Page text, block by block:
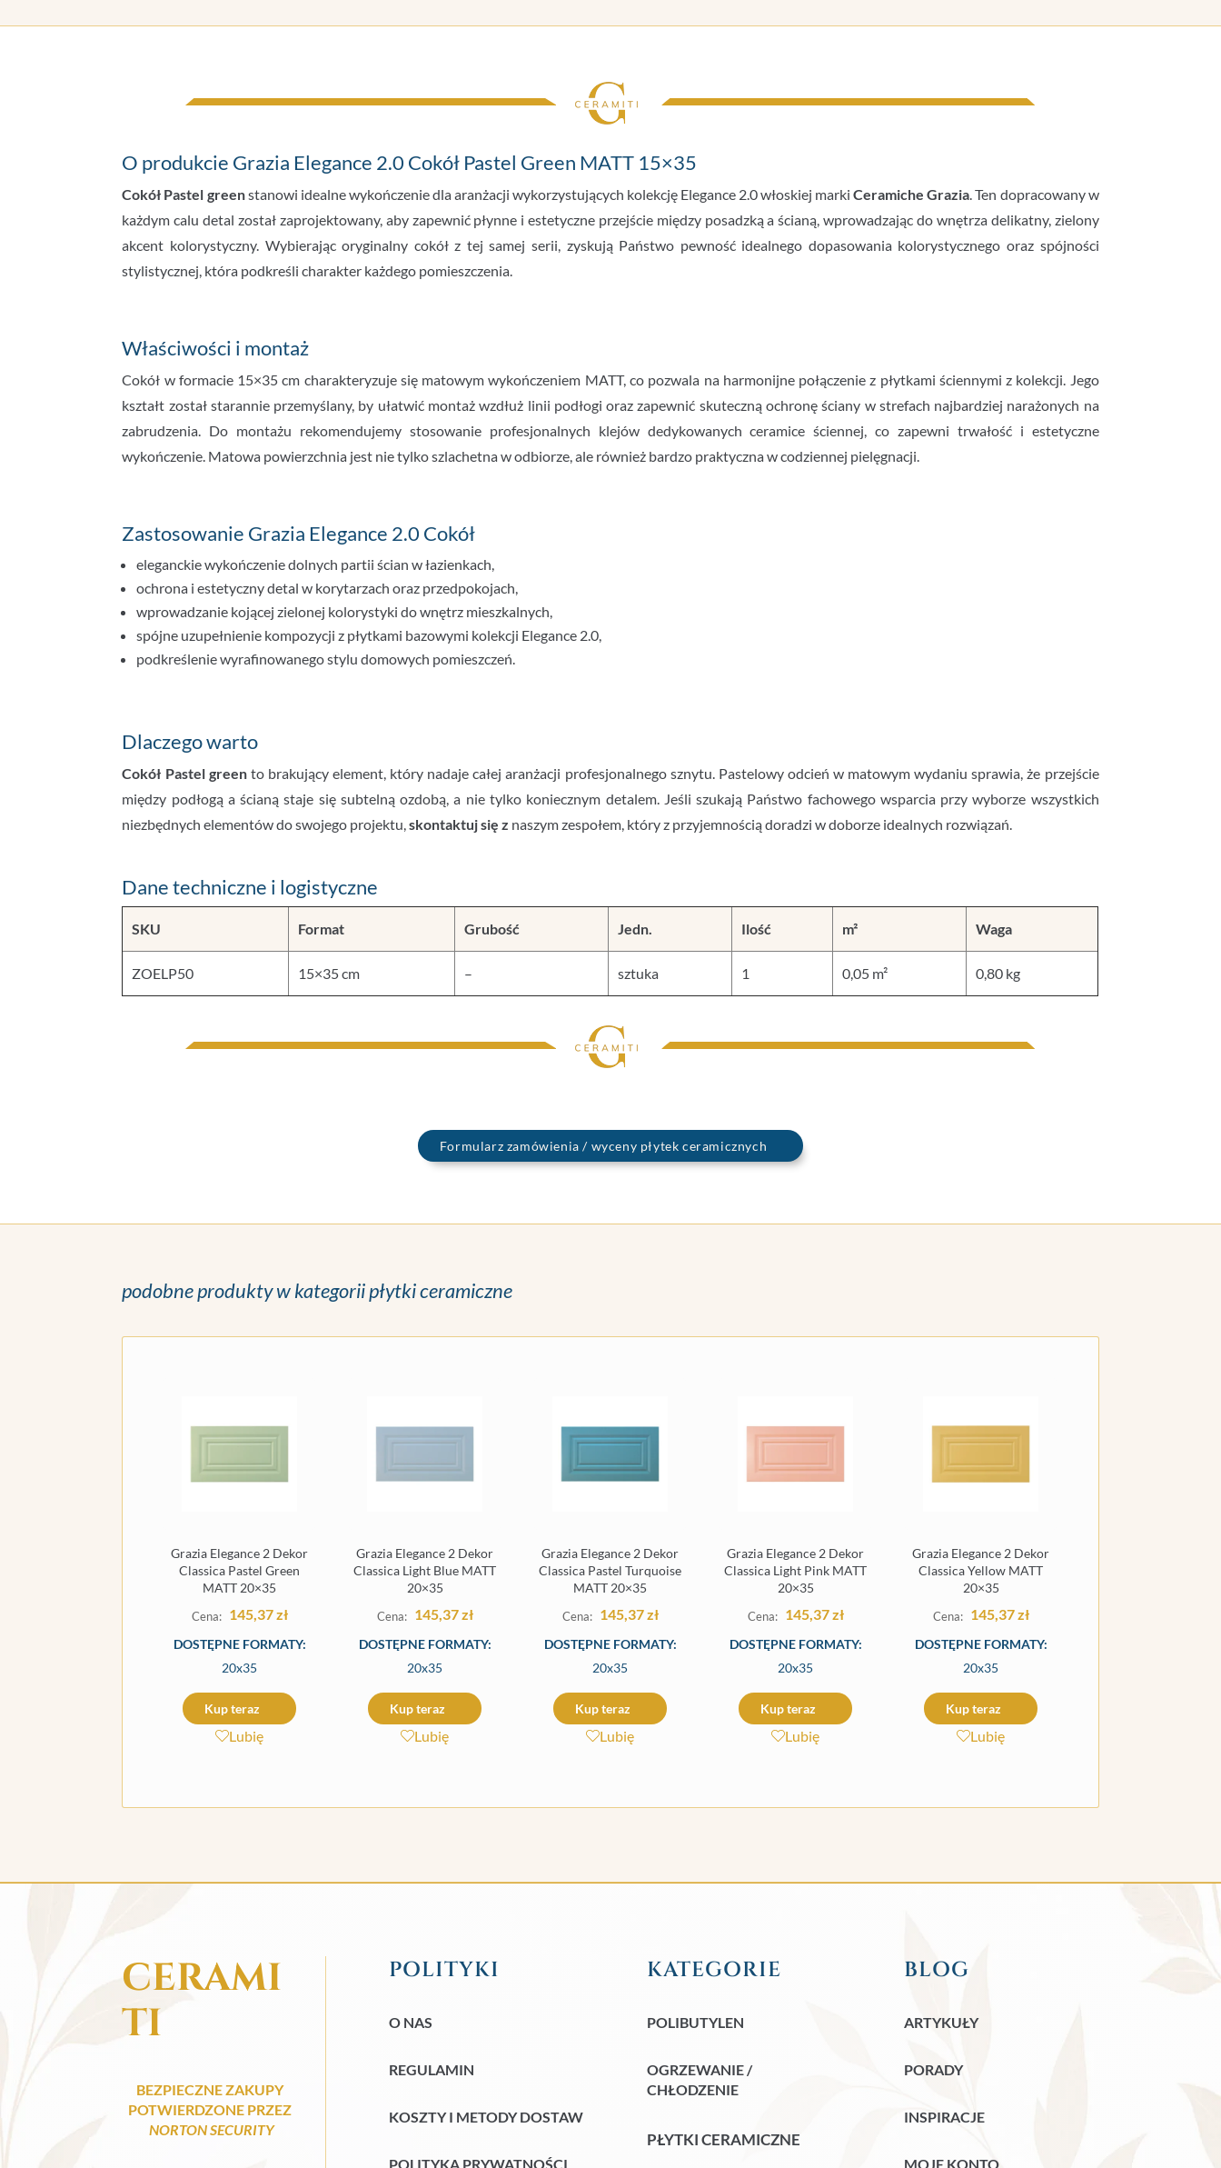
O produkcie Grazia Elegance 2.0 Cokół Pastel Green MATT 15×35
Cokół Pastel greenstanowi idealne wykończenie dla aranżacji wykorzystujących kolekcję Elegance 2.0 włoskiej markiCeramiche Grazia. Ten dopracowany w
każdym calu detal został zaprojektowany, aby zapewnić płynne i estetyczne przejście między posadzką a ścianą, wprowadzając do wnętrza delikatny, zielony
akcent kolorystyczny. Wybierając oryginalny cokół z tej samej serii, zyskują Państwo pewność idealnego dopasowania kolorystycznego oraz spójności
stylistycznej, która podkreśli charakter każdego pomieszczenia.
Właściwości i montaż
Cokół w formacie 15×35 cm charakteryzuje się matowym wykończeniem MATT, co pozwala na harmonijne połączenie z płytkami ściennymi z kolekcji. Jego
kształt został starannie przemyślany, by ułatwić montaż wzdłuż linii podłogi oraz zapewnić skuteczną ochronę ściany w strefach najbardziej narażonych na
zabrudzenia. Do montażu rekomendujemy stosowanie profesjonalnych klejów dedykowanych ceramice ściennej, co zapewni trwałość i estetyczne
wykończenie. Matowa powierzchnia jest nie tylko szlachetna w odbiorze, ale również bardzo praktyczna w codziennej pielęgnacji.
Zastosowanie Grazia Elegance 2.0 Cokół
eleganckie wykończenie dolnych partii ścian w łazienkach,
ochrona i estetyczny detal w korytarzach oraz przedpokojach,
wprowadzanie kojącej zielonej kolorystyki do wnętrz mieszkalnych,
spójne uzupełnienie kompozycji z płytkami bazowymi kolekcji Elegance 2.0,
podkreślenie wyrafinowanego stylu domowych pomieszczeń.
Dlaczego warto
Cokół Pastel greento brakujący element, który nadaje całej aranżacji profesjonalnego sznytu. Pastelowy odcień w matowym wydaniu sprawia, że przejście
między podłogą a ścianą staje się subtelną ozdobą, a nie tylko koniecznym detalem. Jeśli szukają Państwo fachowego wsparcia przy wyborze wszystkich
niezbędnych elementów do swojego projektu,skontaktuj się z naszym zespołem, który z przyjemnością doradzi w doborze idealnych rozwiązań.
Dane techniczne i logistyczne
SKU Format Grubość Jedn. Ilość m² Waga
ZOELP50 15×35 cm – sztuka 1 0,05 m² 0,80 kg
Formularz zamówienia / wyceny płytek ceramicznych
podobne produkty w kategorii płytki ceramiczne
Grazia Elegance 2 Dekor
Classica Pastel Green
MATT 20×35
145,37zł
DOSTĘPNE FORMATY:
20x35
Kup teraz
Lubię
Grazia Elegance 2 Dekor
Classica Light Blue MATT
20×35
145,37zł
DOSTĘPNE FORMATY:
20x35
Kup teraz
Lubię
Grazia Elegance 2 Dekor
Classica Pastel Turquoise
MATT 20×35
145,37zł
DOSTĘPNE FORMATY:
20x35
Kup teraz
Lubię
Grazia Elegance 2 Dekor
Classica Light Pink MATT
20×35
145,37zł
DOSTĘPNE FORMATY:
20x35
Kup teraz
Lubię
Grazia Elegance 2 Dekor
Classica Yellow MATT
20×35
145,37zł
DOSTĘPNE FORMATY:
20x35
Kup teraz
Lubię
CERAMI
TI
BEZPIECZNE ZAKUPY
POTWIERDZONE PRZEZ
NORTON SECURITY
POLITYKI
O NAS
REGULAMIN
KOSZTY I METODY DOSTAW
POLITYKA PRYWATNOŚCI
KATEGORIE
POLIBUTYLEN
OGRZEWANIE /
CHŁODZENIE
PŁYTKI CERAMICZNE
BLOG
ARTYKUŁY
PORADY
INSPIRACJE
MOJE KONTO